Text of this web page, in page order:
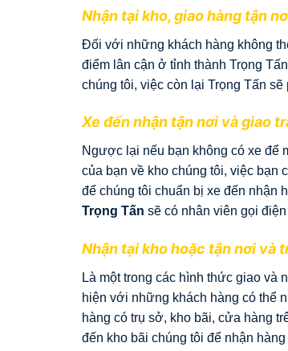
Nhận tại kho, giao hàng tận
Đối với những khách hàng không
điểm lân cận ở tỉnh thành Trọng
chúng tôi, việc còn lại Trọng Tấn
Xe đến nhận tận nơi và giao
Ngược lại nếu bạn không có xe để
của bạn về kho chúng tôi, việc bạn
để chúng tôi chuẩn bị xe đến nhận
Trọng Tấn sẽ có nhân viên gọi
Nhận tại kho hoặc tận nơi và
Là một trong các hình thức giao
hiện với những khách hàng có thể
hàng có trụ sở, kho bãi, cửa hàng
đến kho bãi chúng tôi để nhận